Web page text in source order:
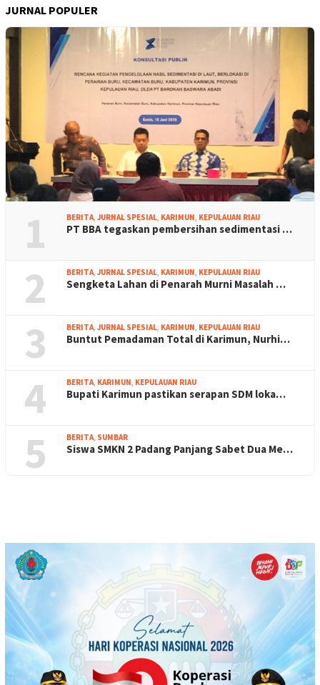
JURNAL POPULER
1 BERITA, JURNAL SPESIAL, KARIMUN, KEPULAUAN RIAU
PT BBA tegaskan pembersihan sedimentasi …
2 BERITA, JURNAL SPESIAL, KARIMUN, KEPULAUAN RIAU
Sengketa Lahan di Penarah Murni Masalah …
3 BERITA, JURNAL SPESIAL, KARIMUN, KEPULAUAN RIAU
Buntut Pemadaman Total di Karimun, Nurhi…
4 BERITA, KARIMUN, KEPULAUAN RIAU
Bupati Karimun pastikan serapan SDM loka…
5 BERITA, SUMBAR
Siswa SMKN 2 Padang Panjang Sabet Dua Me…